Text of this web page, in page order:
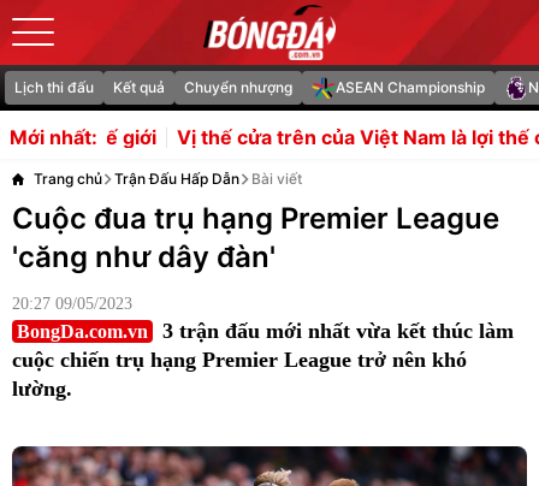
Lịch thi đấu Kết quả Chuyển nhượng ASEAN Championship
Mới nhất:
cửa trên của Việt Nam là lợi thế cho Malaysia Bốn
Trang chủ Trận Đấu Hấp Dẫn Bài viết
Cuộc đua trụ hạng Premier League
'căng như dây đàn'
20:27 09/05/2023
BongDa.com.vn
3 trận đấu mới nhất vừa kết thúc làm
cuộc chiến trụ hạng Premier League trở nên khó
lường.